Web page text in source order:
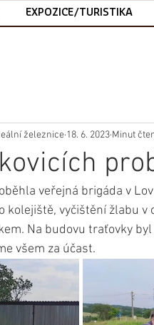
EXPOZICE/TURISTIKA
železnice 18. 6. 2023 Minut
veřejná brigáda v
kolejiště, vyčištění žlabu
Na budovu traťovky
všem za účast.